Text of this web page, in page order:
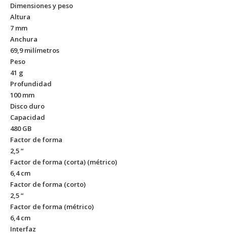
Dimensiones y peso
Altura
7 mm
Anchura
69,9 milímetros
Peso
41 g
Profundidad
100 mm
Disco duro
Capacidad
480 GB
Factor de forma
2,5 “
Factor de forma (corta) (métrico)
6,4 cm
Factor de forma (corto)
2,5 “
Factor de forma (métrico)
6,4 cm
Interfaz